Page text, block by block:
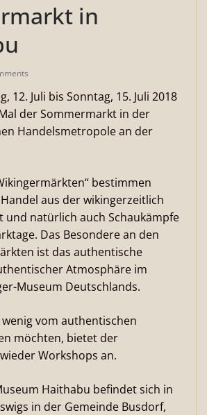
in
12. Juli bis Sonntag, 15. Juli 2018
der Sommermarkt in der
Handelsmetropole an der
bestimmen
aus der wikingerzeitlich
und natürlich auch Schaukämpfe
Das Besondere an den
ist das authentische
Atmosphäre im
Museum Deutschlands.
wenig vom authentischen
möchten, bietet der
Workshops an.
Haithabu befindet sich in
in der Gemeinde Busdorf,